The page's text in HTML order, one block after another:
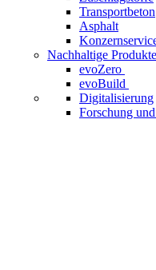
Transportbeton
Asphalt
Nachhaltige Produkte
evoZero
evoBuild
Digitalisierung
Forschung